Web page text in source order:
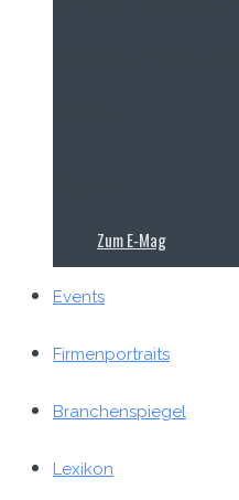
Zum E‑Mag
Events
Firmenportraits
Branchenspiegel
Lexikon